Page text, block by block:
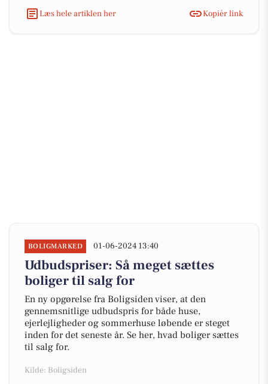
Læs hele artiklen her
Kopiér link
BOLIGMARKED 01-06-2024 13:40
Udbudspriser: Så meget sættes
boliger til salg for
En ny opgørelse fra Boligsiden viser, at den
gennemsnitlige udbudspris for både huse,
ejerlejligheder og sommerhuse løbende er steget
inden for det seneste år. Se her, hvad boliger sættes
til salg for.
Kilde: Boligsiden